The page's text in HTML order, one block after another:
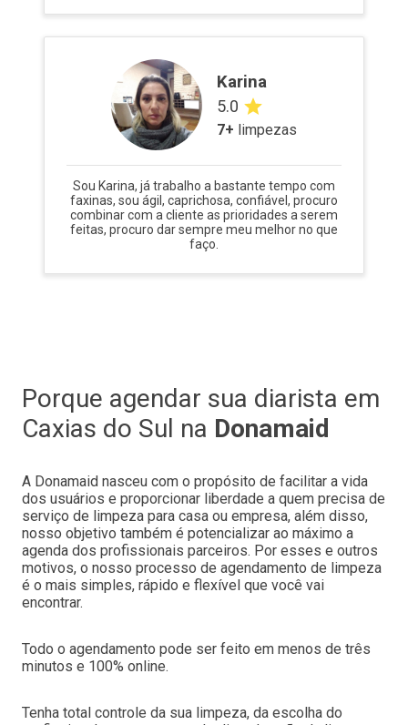
Karina
5.0
7+ limpezas
Sou Karina, já trabalho a bastante tempo com
faxinas, sou ágil, caprichosa, confiável, procuro
combinar com a cliente as prioridades a serem
feitas, procuro dar sempre meu melhor no que
faço.
Porque agendar sua diarista em
Caxias do Sul na Donamaid
A Donamaid nasceu com o propósito de facilitar a vida
dos usuários e proporcionar liberdade a quem precisa de
serviço de limpeza para casa ou empresa, além disso,
nosso objetivo também é potencializar ao máximo a
agenda dos profissionais parceiros. Por esses e outros
motivos, o nosso processo de agendamento de limpeza
é o mais simples, rápido e flexível que você vai
encontrar.
Todo o agendamento pode ser feito em menos de três
minutos e 100% online.
Tenha total controle da sua limpeza, da escolha do